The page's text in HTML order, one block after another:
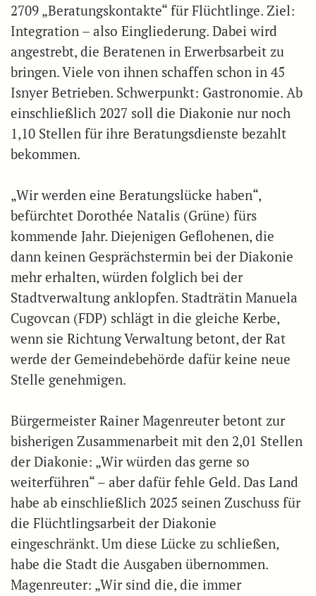
2709 „Beratungskontakte“ für Flüchtlinge. Ziel:
Integration – also Eingliederung. Dabei wird
angestrebt, die Beratenen in Erwerbsarbeit zu
bringen. Viele von ihnen schaffen schon in 45
Isnyer Betrieben. Schwerpunkt: Gastronomie. Ab
einschließlich 2027 soll die Diakonie nur noch
1,10 Stellen für ihre Beratungsdienste bezahlt
bekommen.
„Wir werden eine Beratungslücke haben“,
befürchtet Dorothée Natalis (Grüne) fürs
kommende Jahr. Diejenigen Geflohenen, die
dann keinen Gesprächstermin bei der Diakonie
mehr erhalten, würden folglich bei der
Stadtverwaltung anklopfen. Stadträtin Manuela
Cugovcan (FDP) schlägt in die gleiche Kerbe,
wenn sie Richtung Verwaltung betont, der Rat
werde der Gemeindebehörde dafür keine neue
Stelle genehmigen.
Bürgermeister Rainer Magenreuter betont zur
bisherigen Zusammenarbeit mit den 2,01 Stellen
der Diakonie: „Wir würden das gerne so
weiterführen“ – aber dafür fehle Geld. Das Land
habe ab einschließlich 2025 seinen Zuschuss für
die Flüchtlingsarbeit der Diakonie
eingeschränkt. Um diese Lücke zu schließen,
habe die Stadt die Ausgaben übernommen.
Magenreuter: „Wir sind die, die immer